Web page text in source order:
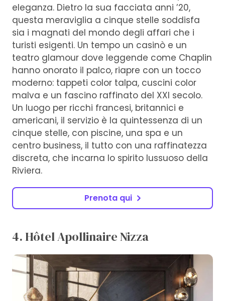
eleganza. Dietro la sua facciata anni ’20,
questa meraviglia a cinque stelle soddisfa
sia i magnati del mondo degli affari che i
turisti esigenti. Un tempo un casinò e un
teatro glamour dove leggende come Chaplin
hanno onorato il palco, riapre con un tocco
moderno: tappeti color talpa, cuscini color
malva e un fascino raffinato del XXI secolo.
Un luogo per ricchi francesi, britannici e
americani, il servizio è la quintessenza di un
cinque stelle, con piscine, una spa e un
centro business, il tutto con una raffinatezza
discreta, che incarna lo spirito lussuoso della
Riviera.
Prenota qui
4. Hôtel Apollinaire Nizza